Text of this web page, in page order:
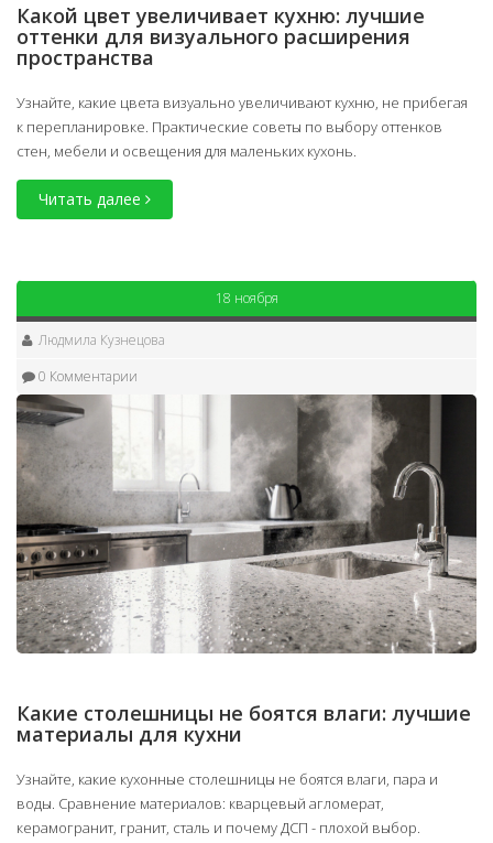
Какой цвет увеличивает кухню: лучшие
оттенки для визуального расширения
пространства
Узнайте, какие цвета визуально увеличивают кухню, не прибегая
к перепланировке. Практические советы по выбору оттенков
стен, мебели и освещения для маленьких кухонь.
Читать далее
18 ноября
Людмила Кузнецова
0 Комментарии
Какие столешницы не боятся влаги: лучшие
материалы для кухни
Узнайте, какие кухонные столешницы не боятся влаги, пара и
воды. Сравнение материалов: кварцевый агломерат,
керамогранит, гранит, сталь и почему ДСП - плохой выбор.